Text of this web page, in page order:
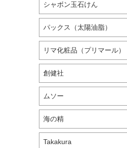
シャボン玉石けん
パックス（太陽油脂）
リマ化粧品（プリマール）
創健社
ムソー
海の精
Takakura